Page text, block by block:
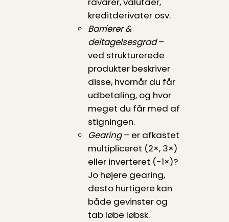
kreditderivater osv.
Barrierer &
deltagelsesgrad–
ved strukturerede
produkter beskriver
disse, hvornår du får
udbetaling, og hvor
meget du får med af
stigningen.
Gearing– er afkastet
multipliceret (2×, 3×)
eller inverteret (-1×)?
Jo højere gearing,
desto hurtigere kan
både gevinster og
tab løbe løbsk.